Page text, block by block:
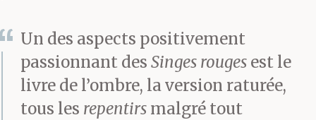
C’est pour ça que, quand
il lui a demandé s’il
Un des aspects positivement
passionnant des Singes rouges est le
livre de l’ombre, la version raturée,
tous les repentirs malgré tout